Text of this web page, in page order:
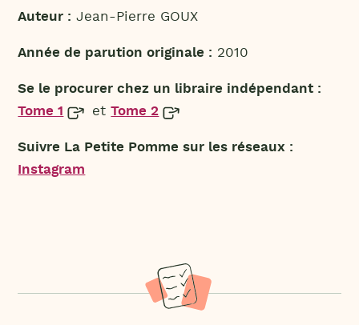
Auteur : Jean-Pierre GOUX
Année de parution originale : 2010
Se le procurer chez un libraire indépendant :
Tome 1
etTome 2
Suivre La Petite Pomme sur les réseaux :
Instagram